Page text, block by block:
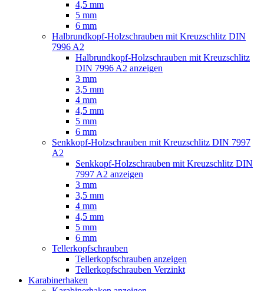
4,5 mm
5 mm
6 mm
Halbrundkopf-Holzschrauben mit Kreuzschlitz DIN
7996 A2
Halbrundkopf-Holzschrauben mit Kreuzschlitz
DIN 7996 A2 anzeigen
3 mm
3,5 mm
4 mm
4,5 mm
5 mm
6 mm
Senkkopf-Holzschrauben mit Kreuzschlitz DIN 7997
A2
Senkkopf-Holzschrauben mit Kreuzschlitz DIN
7997 A2 anzeigen
3 mm
3,5 mm
4 mm
4,5 mm
5 mm
6 mm
Tellerkopfschrauben
Tellerkopfschrauben anzeigen
Tellerkopfschrauben Verzinkt
Karabinerhaken